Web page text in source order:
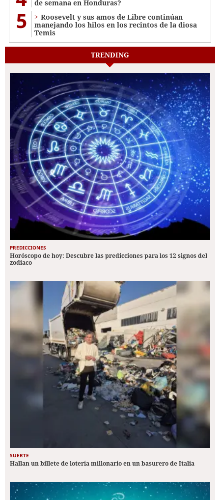
de semana en Honduras?
5
Roosevelt y sus amos de Libre continúan
manejando los hilos en los recintos de la diosa
Temis
TRENDING
PREDICCIONES
Horóscopo de hoy: Descubre las predicciones para los 12 signos del
zodiaco
SUERTE
Hallan un billete de lotería millonario en un basurero de Italia